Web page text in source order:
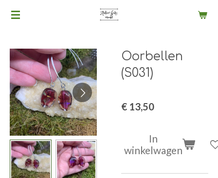
Ga
de
hoofdinhoud
Oorbellen
(S031)
€ 13,50
In
winkelwagen